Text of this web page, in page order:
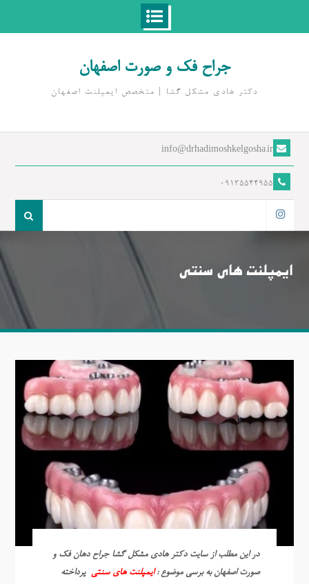
جراح فک و صورت اصفهان
دکتر هادی مشکل گشا | متخصص ايمپلنت اصفهان
info@drhadimoshkelgosha.ir
09135544955
ایمپلنت های سنتی
در این مطلب از سایت دکتر هادی مشکل گشا جراح دهان فک و
صورت اصفهان به برسی موضوع :ایمپلنت های سنتیپرداخته